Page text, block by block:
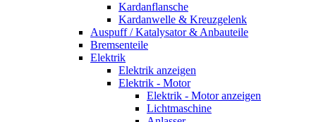
Kardanflansche
Kardanwelle & Kreuzgelenk
Auspuff / Katalysator & Anbauteile
Bremsenteile
Elektrik
Elektrik anzeigen
Elektrik - Motor
Elektrik - Motor anzeigen
Lichtmaschine